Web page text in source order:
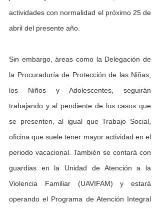
actividades con normalidad el próximo 25 de
abril del presente año.
Sin embargo, áreas como la Delegación de
la Procuraduría de Protección de las Niñas,
los Niños y Adolescentes, seguirán
trabajando y al pendiente de los casos que
se presenten, al igual que Trabajo Social,
oficina que suele tener mayor actividad en el
periodo vacacional. También se contará con
guardias en la Unidad de Atención a la
Violencia Familiar (UAVIFAM) y estará
operando el Programa de Atención Integral